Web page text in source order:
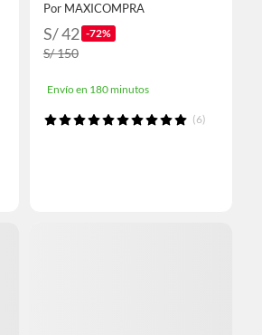
Por MAXICOMPRA
S/ 42 -72%
S/ 150
Envío en 180 minutos
(6)